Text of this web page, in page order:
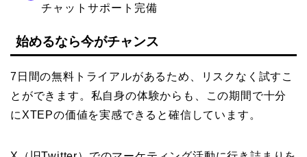
チャットサポート完備
始めるなら今がチャンス
7日間の無料トライアルがあるため、リスクなく試すこ
とができます。私自身の体験からも、この期間で十分
にXTEPの価値を実感できると確信しています。